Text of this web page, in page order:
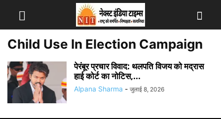
Child Use In Election Campaign
पेरंबूर प्रचार विवाद: थलपति विजय को मद्रास
हाई कोर्ट का नोटिस,...
Alpana Sharma - जुलाई 8, 2026